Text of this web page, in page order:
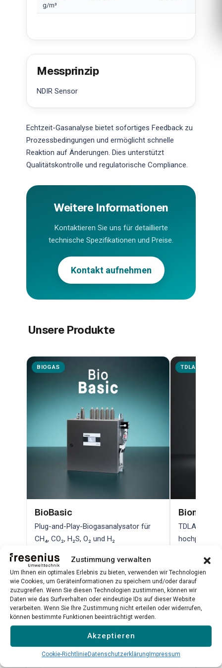
Zustimmung verwalten
Um Ihnen ein optimales Erlebnis zu bieten, verwenden wir Technologien
wie Cookies, um Geräteinformationen zu speichern und/oder darauf
zuzugreifen. Wenn Sie diesen Technologien zustimmen, können wir
Daten wie das Surfverhalten oder eindeutige IDs auf dieser Website
verarbeiten. Wenn Sie Ihre Zustimmung nicht erteilen oder widerrufen,
können bestimmte Funktionen beeinträchtigt werden.
Akzeptieren
Cookie-RichtlinieDatenschutzerklärungImpressum
g/m³
Messprinzip
NDIR Sensor
Echtzeit-Gasanalyse bietet sofortiges Feedback zu
Prozessbedingungen und ermöglicht schnelle
Reaktion auf Änderungen. Dies unterstützt
Qualitätskontrolle und regulatorische Compliance.
Weitere Informationen
Kontaktieren Sie uns für detaillierte
technische Spezifikationen und Preise.
Kontakt aufnehmen
Unsere Produkte
BIOGAS
BioBasic
Plug-and-Play-Biogasanalysator für
CH₄, CO₂, H₂S, O₂ und H₂
Mehr erfahren →
TDLAS
TDLAS-
hochpräzise
Alle Produkte ansehen →
Verwandte Substanzen